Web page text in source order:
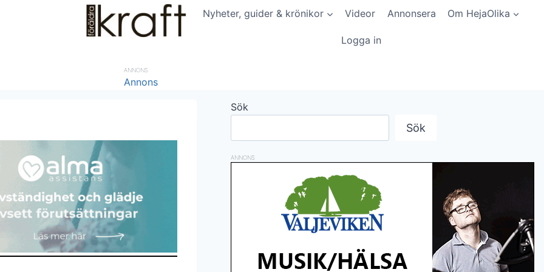
Nyheter, guider & krönikor Videor Annonsera Om HejaOlika
Logga in
ANNONS
Sök
Sök
ANNONS